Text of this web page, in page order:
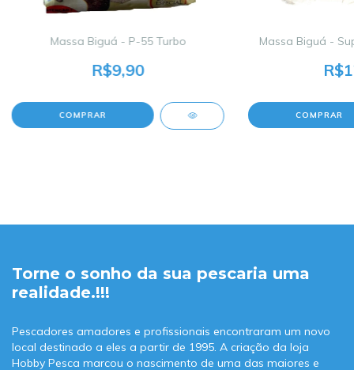
Massa Biguá - P-55 Turbo
R$9,90
Massa Biguá -
Torne o sonho da sua pescaria uma
realidade.!!!
Pescadores amadores e profissionais encontraram um novo
local destinado a eles a partir de 1995. A criação da loja
Hobby Pesca marcou o nascimento de uma das maiores e